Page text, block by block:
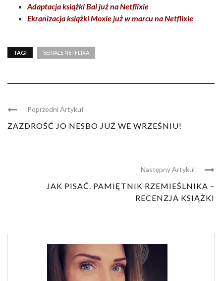
Adaptacja książki Bal już na Netflixie
Ekranizacja książki Moxie już w marcu na Netflixie
TAGI SERIALE NETFLIXA
Poprzedni Artykuł
ZAZDROŚĆ JO NESBO JUŻ WE WRZEŚNIU!
Następny Artykul
JAK PISAĆ. PAMIĘTNIK RZEMIEŚLNIKA –
RECENZJA KSIĄŻKI